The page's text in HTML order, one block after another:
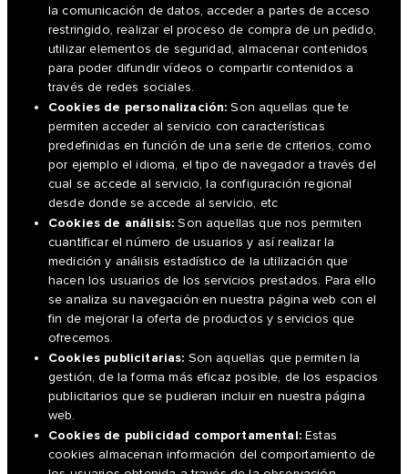
la comunicación de datos, acceder a partes de acceso
restringido, realizar el proceso de compra de un pedido,
utilizar elementos de seguridad, almacenar contenidos
para poder difundir vídeos o compartir contenidos a
través de redes sociales.
Cookies de personalización: Son aquellas que te
permiten acceder al servicio con características
predefinidas en función de una serie de criterios, como
por ejemplo el idioma, el tipo de navegador a través del
cual se accede al servicio, la configuración regional
desde donde se accede al servicio, etc
Cookies de análisis: Son aquellas que nos permiten
cuantificar el número de usuarios y así realizar la
medición y análisis estadístico de la utilización que
hacen los usuarios de los servicios prestados. Para ello
se analiza su navegación en nuestra página web con el
fin de mejorar la oferta de productos y servicios que
ofrecemos.
Cookies publicitarias: Son aquellas que permiten la
gestión, de la forma más eficaz posible, de los espacios
publicitarios que se pudieran incluir en nuestra página
web.
Cookies de publicidad comportamental:Estas
cookies almacenan información del comportamiento de